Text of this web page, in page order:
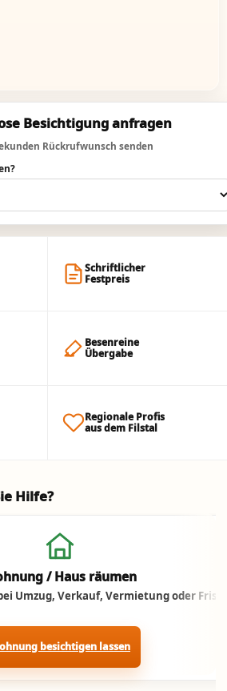
Besichtigung anfragen
Rückrufwunsch senden
Jetzt anrufen
Schriftlicher
Festpreis
Besenreine
Übergabe
Regionale Profis
aus dem Filstal
Hilfe?
/ Haus räumen
Umzug, Verkauf, Vermietung oder Frist.
besichtigen lassen